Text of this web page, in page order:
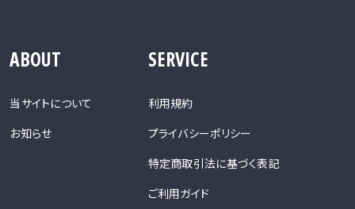
ABOUT
当サイトについて
お知らせ
SERVICE
利用規約
プライバシーポリシー
特定商取引法に基づく表記
ご利用ガイド